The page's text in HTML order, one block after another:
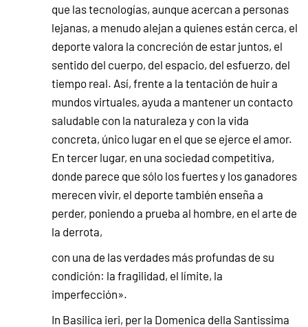
que las tecnologías, aunque acercan a personas
lejanas, a menudo alejan a quienes están cerca, el
deporte valora la concreción de estar juntos, el
sentido del cuerpo, del espacio, del esfuerzo, del
tiempo real. Así, frente a la tentación de huir a
mundos virtuales, ayuda a mantener un contacto
saludable con la naturaleza y con la vida
concreta, único lugar en el que se ejerce el amor.
En tercer lugar, en una sociedad competitiva,
donde parece que sólo los fuertes y los ganadores
merecen vivir, el deporte también enseña a
perder, poniendo a prueba al hombre, en el arte de
la derrota,
con una de las verdades más profundas de su
condición: la fragilidad, el límite, la
imperfección».
In Basilica ieri, per la Domenica della Santissima